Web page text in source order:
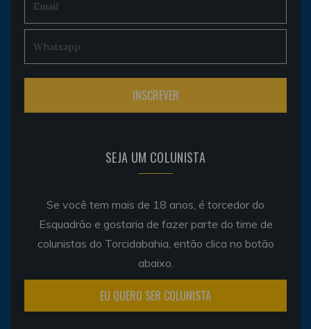
SEJA UM COLUNISTA
Se você tem mais de 18 anos, é torcedor do
Esquadrão e gostaria de fazer parte do time de
colunistas do Torcidabahia, então clica no botão
abaixo.
EU QUERO SER COLUNISTA